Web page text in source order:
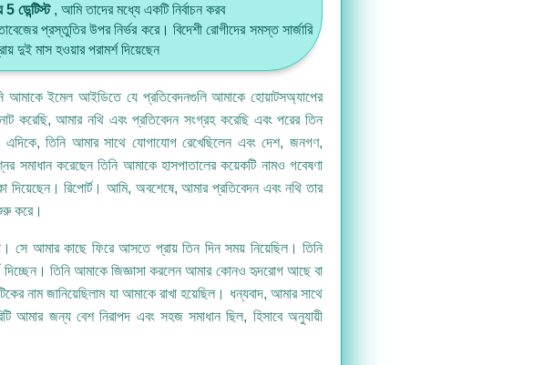
5 ডেন্টিস্ট , আমি তাদের মধ্যে একটি নির্বাচন করব
প্রস্তুতির উপর নির্ভর করে। বিদেশী রোগীদের সমস্ত সার্জারি
দুই মাস হওয়ার পরামর্শ দিয়েছেন
আমাকে ইমেল আইডিতে যে প্রতিবেদনগুলি আমাকে হোয়াটসঅ্যাপের
করেছি, আমার নথি এবং প্রতিবেদন সংগ্রহ করেছি এবং পরের তিন
তিনি আমার সাথে যোগাযোগ রেখেছিলেন এবং দেশ, জনগণ,
সমাধান করেছেন তিনি আমাকে হাসপাতালের কয়েকটি নামও গবেষণা
দিয়েছেন। রিপোর্ট। আমি, অবশেষে, আমার প্রতিবেদন এবং নথি তার
করে।
সে আমার কাছে ফিরে আসতে প্রায় তিন দিন সময় নিয়েছিল। তিনি
দিচ্ছেন। তিনি আমাকে জিজ্ঞাসা করলেন আমার কোনও হৃদরোগ আছে বা
নাম জানিয়েছিলাম যা আমাকে রাখা হয়েছিল। ধন্যবাদ, আমার সাথে
আমার জন্য বেশ নিরাপদ এবং সহজ সমাধান ছিল, হিসাবে অনুযায়ী